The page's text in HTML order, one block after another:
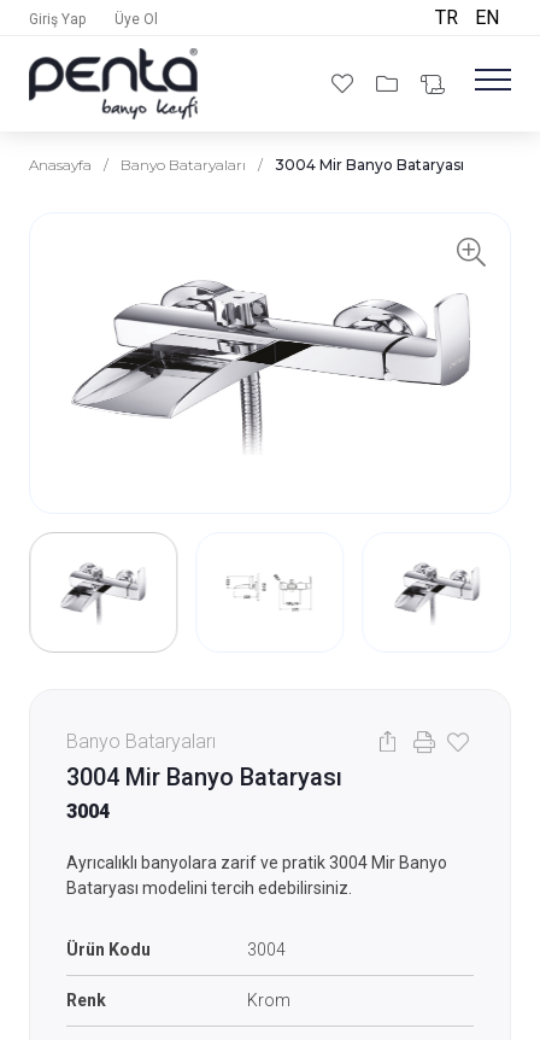
Giriş Yap Üye Ol TR EN
Anasayfa / Banyo Bataryaları / 3004 Mir Banyo Bataryası
Banyo Bataryaları
3004 Mir Banyo Bataryası
3004
Ayrıcalıklı banyolara zarif ve pratik 3004 Mir Banyo
Bataryası modelini tercih edebilirsiniz.
Ürün Kodu 3004
Renk Krom